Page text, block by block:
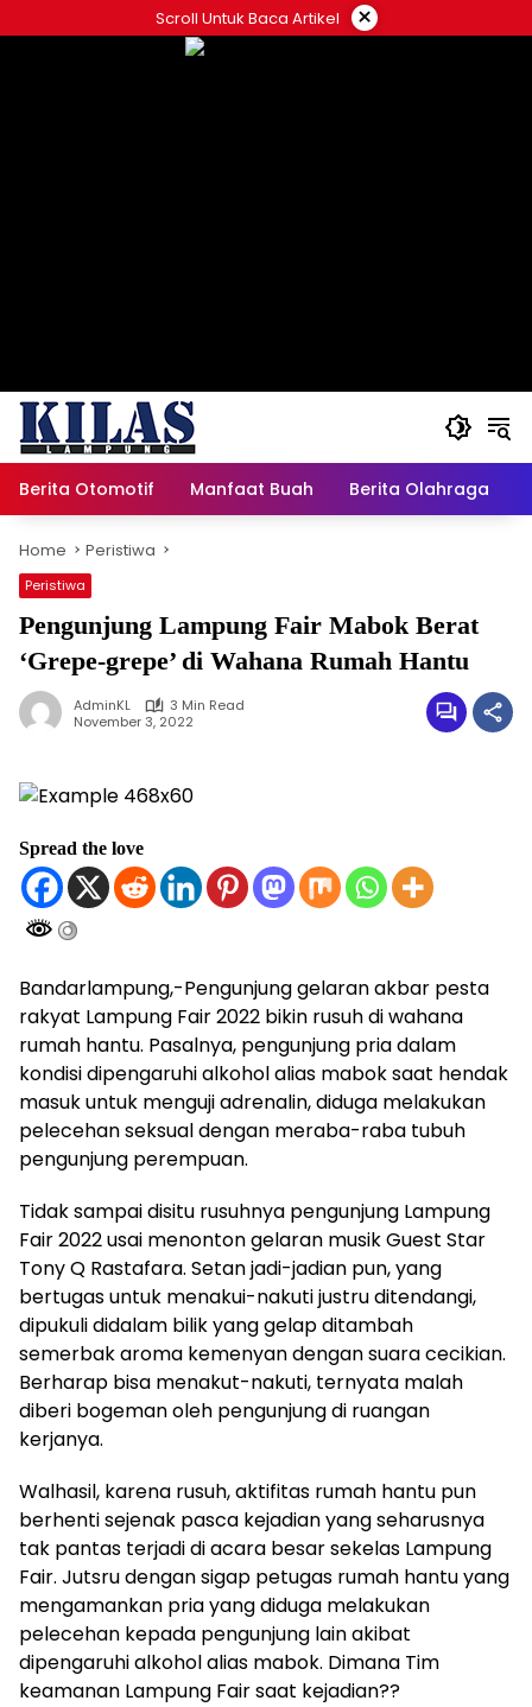
to
Scroll Untuk Baca Artikel ×
Berita Otomotif Manfaat Buah Berita Olahraga
Home Peristiwa
Peristiwa
Pengunjung Lampung Fair Mabok Berat
‘Grepe-grepe’ di Wahana Rumah Hantu
AdminKL
3 Min Read
November 3, 2022
Spread the love
Bandarlampung,-Pengunjung gelaran akbar pesta
rakyat Lampung Fair 2022 bikin rusuh di wahana
rumah hantu. Pasalnya, pengunjung pria dalam
kondisi dipengaruhi alkohol alias mabok saat hendak
masuk untuk menguji adrenalin, diduga melakukan
pelecehan seksual dengan meraba-raba tubuh
pengunjung perempuan.
Tidak sampai disitu rusuhnya pengunjung Lampung
Fair 2022 usai menonton gelaran musik Guest Star
Tony Q Rastafara. Setan jadi-jadian pun, yang
bertugas untuk menakui-nakuti justru ditendangi,
dipukuli didalam bilik yang gelap ditambah
semerbak aroma kemenyan dengan suara cecikian.
Berharap bisa menakut-nakuti, ternyata malah
diberi bogeman oleh pengunjung di ruangan
kerjanya.
Walhasil, karena rusuh, aktifitas rumah hantu pun
berhenti sejenak pasca kejadian yang seharusnya
tak pantas terjadi di acara besar sekelas Lampung
Fair. Jutsru dengan sigap petugas rumah hantu yang
mengamankan pria yang diduga melakukan
pelecehan kepada pengunjung lain akibat
dipengaruhi alkohol alias mabok. Dimana Tim
keamanan Lampung Fair saat kejadian??